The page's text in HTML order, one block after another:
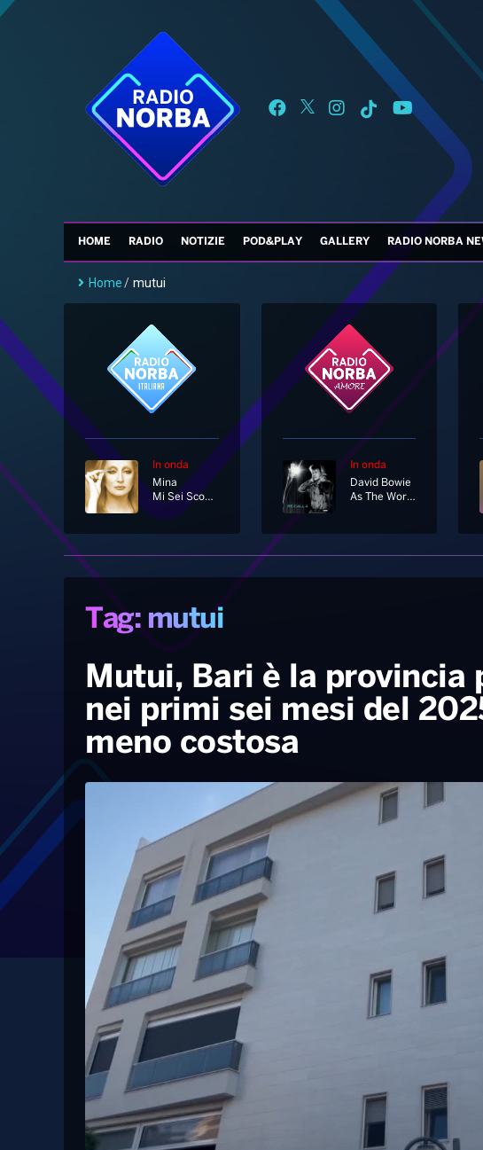
HOME RADIO NOTIZIE POD&PLAY GALLERY RADIO NORBA
Home/ mutui
In onda
Mina
Mi Sei Scoppiato Dentro Il Cuore
In onda
David Bowie
As The World Falls Down
Tag: mutui
Mutui, Bari è la provincia
nei primi sei mesi del
meno costosa